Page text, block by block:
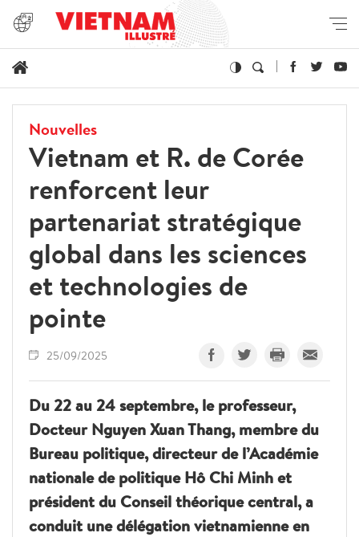
Nouvelles
Vietnam et R. de Corée
renforcent leur
partenariat stratégique
global dans les sciences
et technologies de
pointe
25/09/2025
Du 22 au 24 septembre, le professeur,
Docteur Nguyen Xuan Thang, membre du
Bureau politique, directeur de l’Académie
nationale de politique Hô Chi Minh et
président du Conseil théorique central, a
conduit une délégation vietnamienne en